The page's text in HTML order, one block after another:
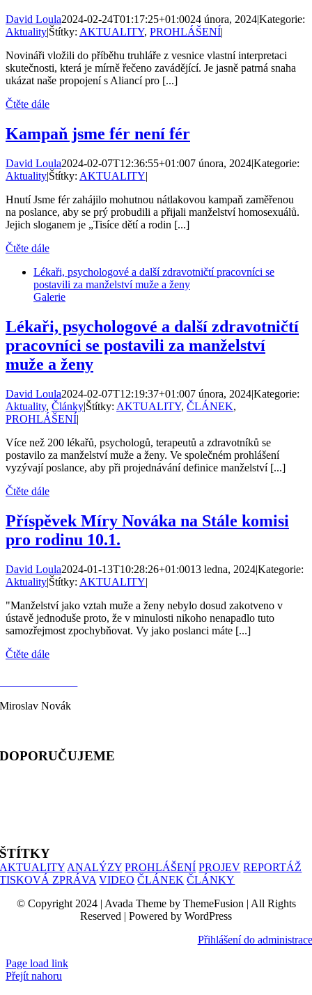
David Loula2024-02-24T01:17:25+01:0024 února, 2024|Kategorie:
Aktuality|Štítky: AKTUALITY, PROHLÁŠENÍ|
Novináři vložili do příběhu truhláře z vesnice vlastní interpretaci
skutečnosti, která je mírně řečeno zavádějící. Je jasně patrná snaha
ukázat naše propojení s Aliancí pro [...]
Čtěte dále
Kampaň jsme fér není fér
David Loula2024-02-07T12:36:55+01:007 února, 2024|Kategorie:
Aktuality|Štítky: AKTUALITY|
Hnutí Jsme fér zahájilo mohutnou nátlakovou kampaň zaměřenou
na poslance, aby se prý probudili a přijali manželství homosexuálů.
Jejich sloganem je „Tisíce dětí a rodin [...]
Čtěte dále
Lékaři, psychologové a další zdravotničtí pracovníci se
postavili za manželství muže a ženy
Galerie
Lékaři, psychologové a další zdravotničtí
pracovníci se postavili za manželství
muže a ženy
David Loula2024-02-07T12:19:37+01:007 února, 2024|Kategorie:
Aktuality, Články|Štítky: AKTUALITY, ČLÁNEK,
PROHLÁŠENÍ|
Více než 200 lékařů, psychologů, terapeutů a zdravotníků se
postavilo za manželství muže a ženy. Ve společném prohlášení
vyzývají poslance, aby při projednávání definice manželství [...]
Čtěte dále
Příspěvek Míry Nováka na Stále komisi
pro rodinu 10.1.
David Loula2024-01-13T10:28:26+01:0013 ledna, 2024|Kategorie:
Aktuality|Štítky: AKTUALITY|
"Manželství jako vztah muže a ženy nebylo dosud zakotveno v
ústavě jednoduše proto, že v minulosti nikoho nenapadlo tuto
samozřejmost zpochybňovat. Vy jako poslanci máte [...]
Čtěte dále
Miroslav Novák
DOPORUČUJEME
ŠTÍTKY
AKTUALITY ANALÝZY PROHLÁŠENÍ PROJEV REPORTÁŽ
TISKOVÁ ZPRÁVA VIDEO ČLÁNEK ČLÁNKY
© Copyright 2024 | Avada Theme by ThemeFusion | All Rights
Reserved | Powered by WordPress
Přihlášení do administrace
Page load link
Přejít nahoru